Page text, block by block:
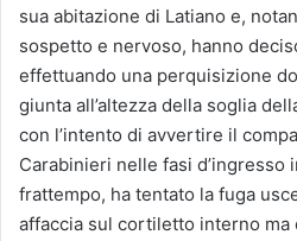
sua abitazione di Latiano e,
sospetto e nervoso, hanno
effettuando una perquisizione
giunta all’altezza della soglia
con l’intento di avvertire il
Carabinieri nelle fasi d’ingresso
frattempo, ha tentato la fuga
affaccia sul cortiletto interno ma